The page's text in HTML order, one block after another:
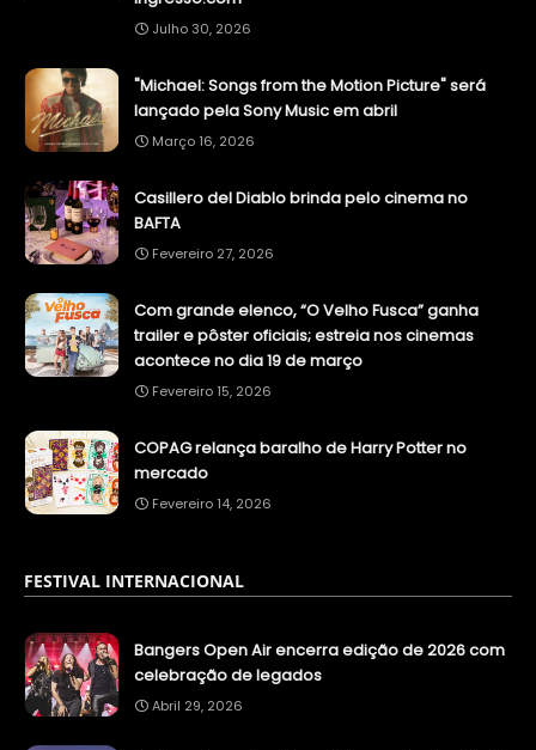
Julho 30, 2026
"Michael: Songs from the Motion Picture" será
lançado pela Sony Music em abril
Março 16, 2026
Casillero del Diablo brinda pelo cinema no
BAFTA
Fevereiro 27, 2026
Com grande elenco, “O Velho Fusca” ganha
trailer e pôster oficiais; estreia nos cinemas
acontece no dia 19 de março
Fevereiro 15, 2026
COPAG relança baralho de Harry Potter no
mercado
Fevereiro 14, 2026
FESTIVAL INTERNACIONAL
Bangers Open Air encerra edição de 2026 com
celebração de legados
Abril 29, 2026